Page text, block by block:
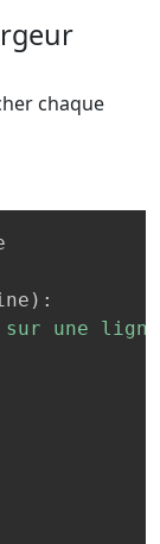
chaque
) :
une